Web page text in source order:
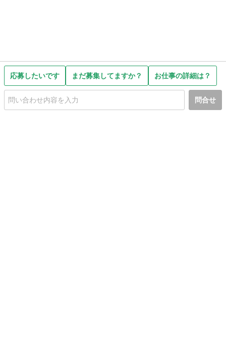
応募したいです まだ募集してますか？ お仕事の詳細は？
問合せ